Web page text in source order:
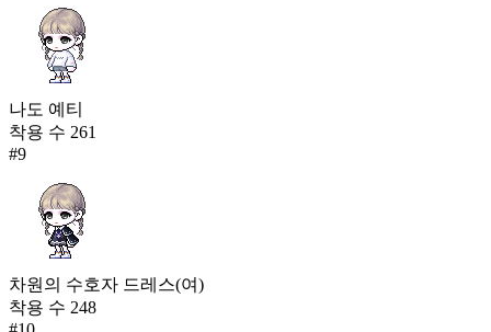
나도 예티
착용 수 261
#9
차원의 수호자 드레스(여)
착용 수 248